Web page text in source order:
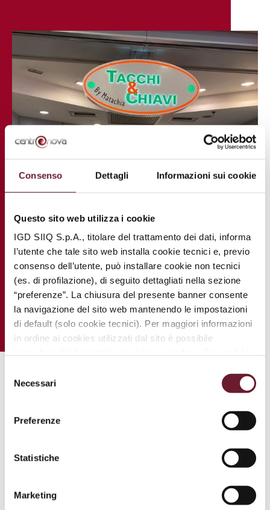
Consenso Dettagli Informazioni sui cookie
Questo sito web utilizza i cookie
IGD SIIQ S.p.A., titolare del trattamento dei dati, informa
l’utente che tale sito web installa cookie tecnici e, previo
consenso dell’utente, può installare cookie non tecnici
(es. di profilazione), di seguito dettagliati nella sezione
“preferenze”. La chiusura del presente banner consente
la navigazione del sito web mantenendo le impostazioni
di default (solo cookie tecnici). Per maggiori informazioni
in ordine ai cookies utilizzati dal sito è possibile
mediante il link “
delNecessari
Preferenze
Statistiche
Marketing